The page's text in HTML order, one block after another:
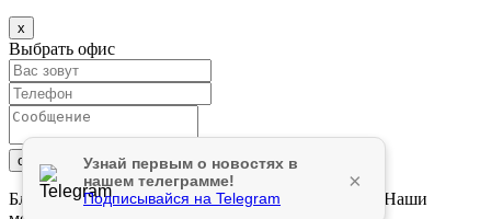
х
Выбрать офис
Благодарим за обращение в БЦ "Ханой-Москва". Наши
Узнай первым о новостях в
нашем телеграмме!
Подписывайся на Telegram
×